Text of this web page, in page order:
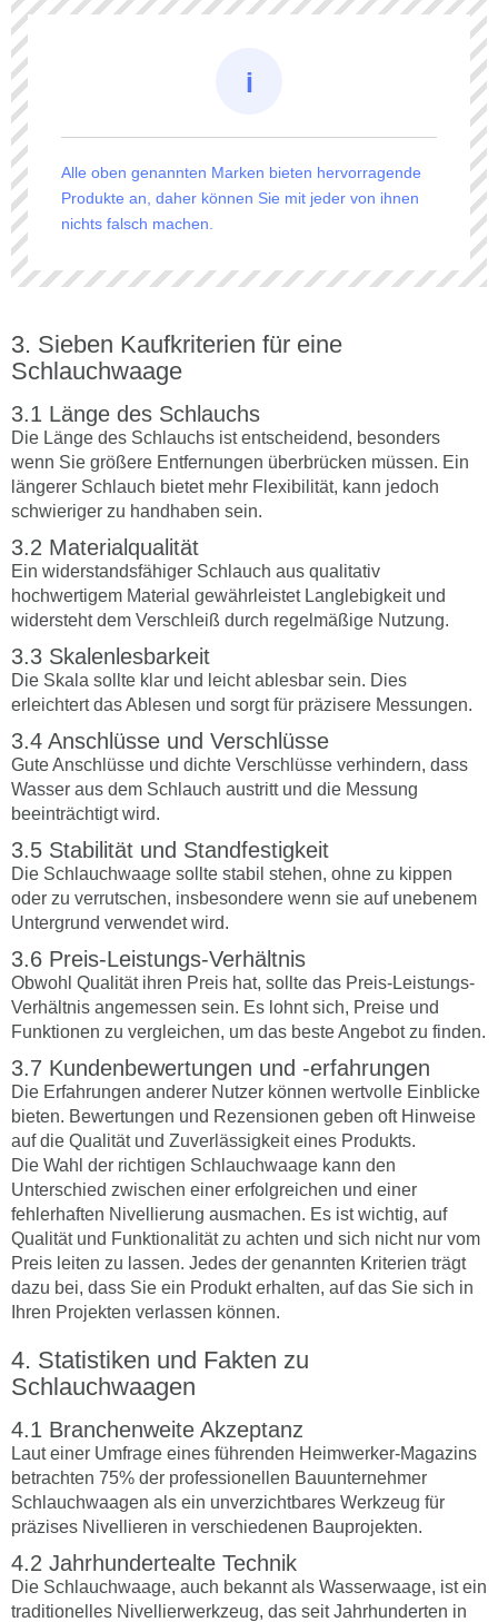
Alle oben genannten Marken bieten hervorragende
Produkte an, daher können Sie mit jeder von ihnen
nichts falsch machen.
Sieben Kaufkriterien für eine
Schlauchwaage
Länge des Schlauchs
Die Länge des Schlauchs ist entscheidend, besonders
wenn Sie größere Entfernungen überbrücken müssen. Ein
längerer Schlauch bietet mehr Flexibilität, kann jedoch
schwieriger zu handhaben sein.
Materialqualität
Ein widerstandsfähiger Schlauch aus qualitativ
hochwertigem Material gewährleistet Langlebigkeit und
widersteht dem Verschleiß durch regelmäßige Nutzung.
Skalenlesbarkeit
Die Skala sollte klar und leicht ablesbar sein. Dies
erleichtert das Ablesen und sorgt für präzisere Messungen.
Anschlüsse und Verschlüsse
Gute Anschlüsse und dichte Verschlüsse verhindern, dass
Wasser aus dem Schlauch austritt und die Messung
beeinträchtigt wird.
Stabilität und Standfestigkeit
Die Schlauchwaage sollte stabil stehen, ohne zu kippen
oder zu verrutschen, insbesondere wenn sie auf unebenem
Untergrund verwendet wird.
Preis-Leistungs-Verhältnis
Obwohl Qualität ihren Preis hat, sollte das Preis-Leistungs-
Verhältnis angemessen sein. Es lohnt sich, Preise und
Funktionen zu vergleichen, um das beste Angebot zu finden.
Kundenbewertungen und -erfahrungen
Die Erfahrungen anderer Nutzer können wertvolle Einblicke
bieten. Bewertungen und Rezensionen geben oft Hinweise
auf die Qualität und Zuverlässigkeit eines Produkts.
Die Wahl der richtigen Schlauchwaage kann den
Unterschied zwischen einer erfolgreichen und einer
fehlerhaften Nivellierung ausmachen. Es ist wichtig, auf
Qualität und Funktionalität zu achten und sich nicht nur vom
Preis leiten zu lassen. Jedes der genannten Kriterien trägt
dazu bei, dass Sie ein Produkt erhalten, auf das Sie sich in
Ihren Projekten verlassen können.
Statistiken und Fakten zu
Schlauchwaagen
Branchenweite Akzeptanz
Laut einer Umfrage eines führenden Heimwerker-Magazins
betrachten 75% der professionellen Bauunternehmer
Schlauchwaagen als ein unverzichtbares Werkzeug für
präzises Nivellieren in verschiedenen Bauprojekten.
Jahrhundertealte Technik
Die Schlauchwaage, auch bekannt als Wasserwaage, ist ein
traditionelles Nivellierwerkzeug, das seit Jahrhunderten in